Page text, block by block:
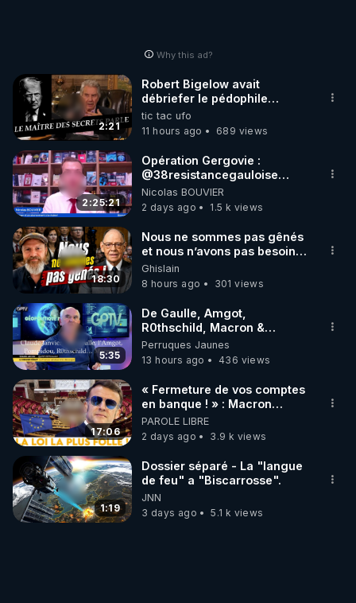
Why this ad?
2:21
Robert Bigelow avait
débriefer le pédophile
génocidaire de donald j
trump
tic tac ufo
11 hours ago
689 views
2:25:21
Opération Gergovie :
‪@38resistancegauloise‬
‪@MarionSigautOfficiel‬
‪@gladysriifard5710‬ Laëtitia
Nicolas BOUVIER
2 days ago
1.5 k views
18:30
Nous ne sommes pas gênés
et nous n’avons pas besoin
de nous excuser ! #jw
#jehovah #collegecentral
Ghislain
8 hours ago
301 views
5:35
De Gaulle, Amgot,
R0thschild, Macron &
Pompidou… Macron Claude
Janvier, GPTV, 18 X 2024
Perruques Jaunes
13 hours ago
436 views
17:06
« Fermeture de vos comptes
en banque ! » : Macron
impose une loi folle !
PAROLE LIBRE
2 days ago
3.9 k views
1:19
Dossier séparé - La "langue
de feu" a "Biscarrosse".
JNN
3 days ago
5.1 k views